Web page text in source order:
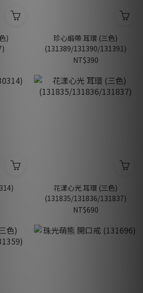
)
珍心緞帶 耳環 (三色)
(131389/131390/131391)
NT$390
花漾心光 耳環 (三色)
(131835/131836/131837)
NT$690